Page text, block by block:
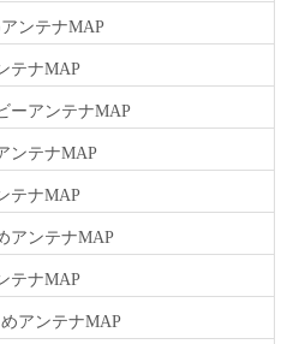
ンテナMAP
テナMAP
ーアンテナMAP
ンテナMAP
テナMAP
アンテナMAP
テナMAP
アンテナMAP